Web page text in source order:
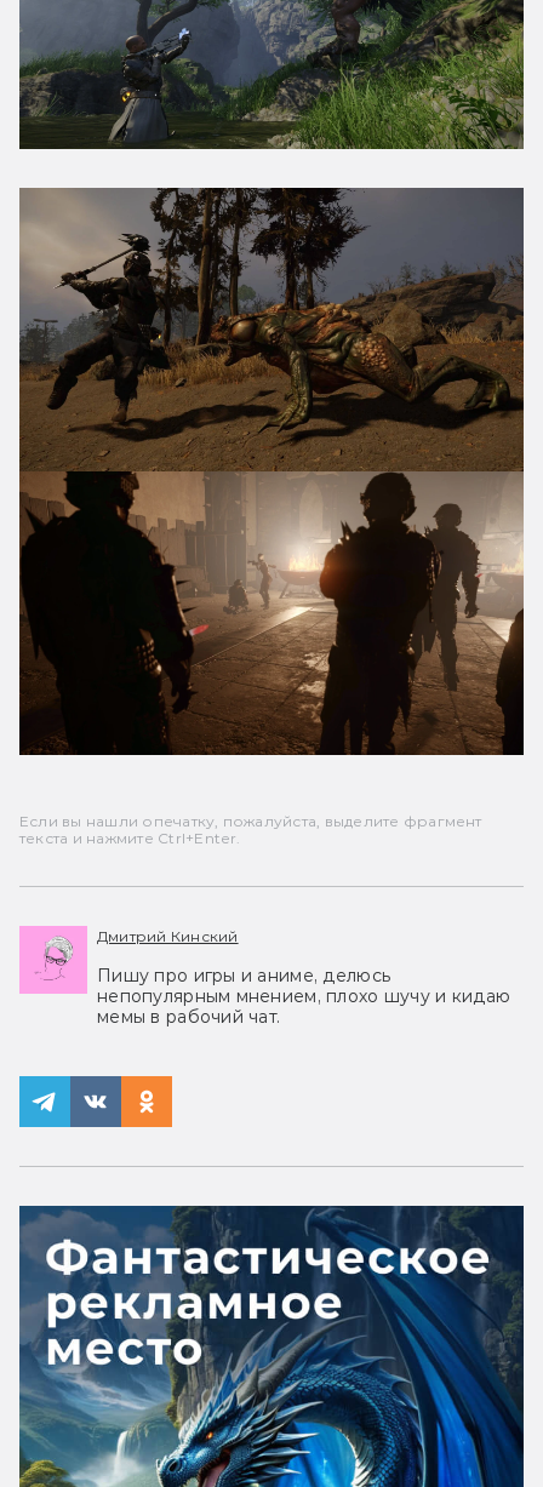
Если вы нашли опечатку, пожалуйста, выделите фрагмент
текста и нажмите Ctrl+Enter.
Дмитрий Кинский
Пишу про игры и аниме, делюсь
непопулярным мнением, плохо шучу и кидаю
мемы в рабочий чат.